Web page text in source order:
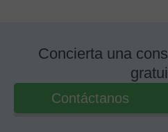
Concierta una
Contáctanos